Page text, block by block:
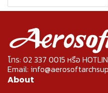
โทร: 02 337 0015 หรือ
Email:
About